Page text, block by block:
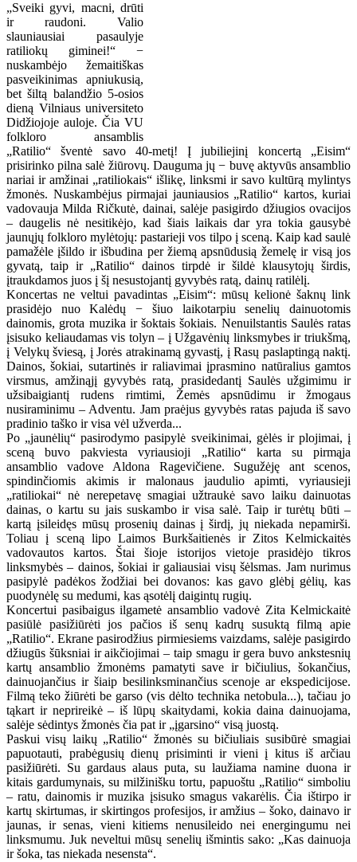
„Sveiki gyvi, macni, drūti
ir raudoni. Valio
slauniausiai pasaulyje
ratiliokų giminei!“ −
nuskambėjo žemaitiškas
pasveikinimas apniukusią,
bet šiltą balandžio 5-osios
dieną Vilniaus universiteto
Didžiojoje auloje. Čia VU
folkloro ansamblis
„Ratilio“ šventė savo 40-metį! Į jubiliejinį koncertą „Eisim“
prisirinko pilna salė žiūrovų. Dauguma jų − buvę aktyvūs ansamblio
nariai ir amžinai „ratiliokais“ išlikę, linksmi ir savo kultūrą mylintys
žmonės. Nuskambėjus pirmajai jauniausios „Ratilio“ kartos, kuriai
vadovauja Milda Ričkutė, dainai, salėje pasigirdo džiugios ovacijos
– daugelis nė nesitikėjo, kad šiais laikais dar yra tokia gausybė
jaunųjų folkloro mylėtojų: pastarieji vos tilpo į sceną. Kaip kad saulė
pamažėle įšildo ir išbudina per žiemą apsnūdusią žemelę ir visą jos
gyvatą, taip ir „Ratilio“ dainos tirpdė ir šildė klausytojų širdis,
įtraukdamos juos į šį nesustojantį gyvybės ratą, dainų ratilėlį.
Koncertas ne veltui pavadintas „Eisim“: mūsų kelionė šaknų link
prasidėjo nuo Kalėdų − šiuo laikotarpiu senelių dainuotomis
dainomis, grota muzika ir šoktais šokiais. Nenuilstantis Saulės ratas
įsisuko keliaudamas vis tolyn – į Užgavėnių linksmybes ir triukšmą,
į Velykų šviesą, į Jorės atrakinamą gyvastį, į Rasų paslaptingą naktį.
Dainos, šokiai, sutartinės ir raliavimai įprasmino natūralius gamtos
virsmus, amžinąjį gyvybės ratą, prasidedantį Saulės užgimimu ir
užsibaigiantį rudens rimtimi, Žemės apsnūdimu ir žmogaus
nusiraminimu – Adventu. Jam praėjus gyvybės ratas pajuda iš savo
pradinio taško ir visa vėl užverda...
Po „jaunėlių“ pasirodymo pasipylė sveikinimai, gėlės ir plojimai, į
sceną buvo pakviesta vyriausioji „Ratilio“ karta su pirmąja
ansamblio vadove Aldona Ragevičiene. Sugužėję ant scenos,
spindinčiomis akimis ir malonaus jaudulio apimti, vyriausieji
„ratiliokai“ nė nerepetavę smagiai užtraukė savo laiku dainuotas
dainas, o kartu su jais suskambo ir visa salė. Taip ir turėtų būti –
kartą įsileidęs mūsų prosenių dainas į širdį, jų niekada nepamirši.
Toliau į sceną lipo Laimos Burkšaitienės ir Zitos Kelmickaitės
vadovautos kartos. Štai šioje istorijos vietoje prasidėjo tikros
linksmybės – dainos, šokiai ir galiausiai visų šėlsmas. Jam nurimus
pasipylė padėkos žodžiai bei dovanos: kas gavo glėbį gėlių, kas
puodynėlę su medumi, kas ąsotėlį daigintų rugių.
Koncertui pasibaigus ilgametė ansamblio vadovė Zita Kelmickaitė
pasiūlė pasižiūrėti jos pačios iš senų kadrų susuktą filmą apie
„Ratilio“. Ekrane pasirodžius pirmiesiems vaizdams, salėje pasigirdo
džiugūs šūksniai ir aikčiojimai – taip smagu ir gera buvo ankstesnių
kartų ansamblio žmonėms pamatyti save ir bičiulius, šokančius,
dainuojančius ir šiaip besilinksminančius scenoje ar ekspedicijose.
Filmą teko žiūrėti be garso (vis dėlto technika netobula...), tačiau jo
tąkart ir neprireikė – iš lūpų skaitydami, kokia daina dainuojama,
salėje sėdintys žmonės čia pat ir „įgarsino“ visą juostą.
Paskui visų laikų „Ratilio“ žmonės su bičiuliais susibūrė smagiai
papuotauti, prabėgusių dienų prisiminti ir vieni į kitus iš arčiau
pasižiūrėti. Su gardaus alaus puta, su laužiama namine duona ir
kitais gardumynais, su milžinišku tortu, papuoštu „Ratilio“ simboliu
– ratu, dainomis ir muzika įsisuko smagus vakarėlis. Čia ištirpo ir
kartų skirtumas, ir skirtingos profesijos, ir amžius – šoko, dainavo ir
jaunas, ir senas, vieni kitiems nenusileido nei energingumu nei
linksmumu. Juk neveltui mūsų senelių išmintis sako: „Kas dainuoja
ir šoka, tas niekada nesensta“.